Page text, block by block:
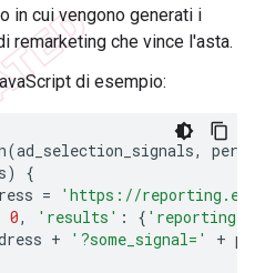
in cui vengono generati i
remarketing che vince l'asta.
di esempio:
(ad_selection_signals,
)
{
=
'https://
0, 'results' : {
+ '?some_signal=' +